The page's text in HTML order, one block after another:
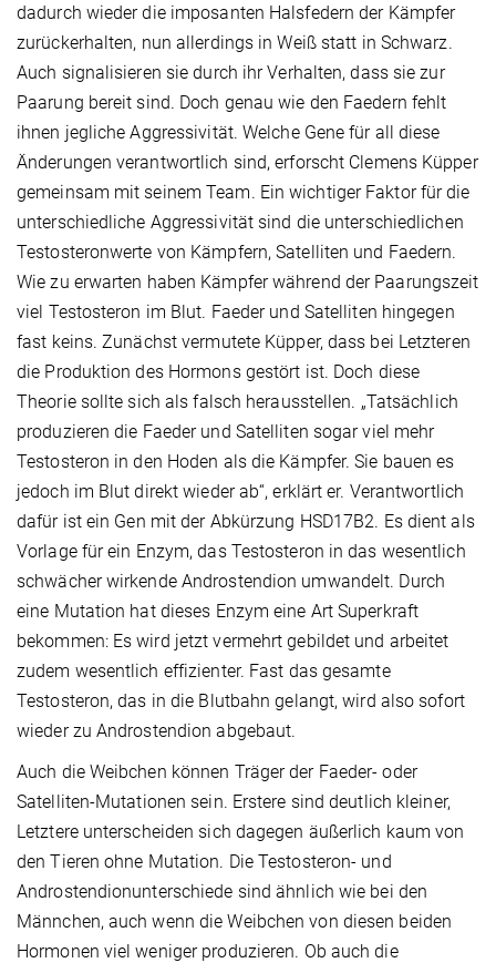
dadurch wieder die imposanten Halsfedern der Kämpfer
zurückerhalten, nun allerdings in Weiß statt in Schwarz.
Auch signalisieren sie durch ihr Verhalten, dass sie zur
Paarung bereit sind. Doch genau wie den Faedern fehlt
ihnen jegliche Aggressivität. Welche Gene für all diese
Änderungen verantwortlich sind, erforscht Clemens Küpper
gemeinsam mit seinem Team. Ein wichtiger Faktor für die
unterschiedliche Aggressivität sind die unterschiedlichen
Testosteronwerte von Kämpfern, Satelliten und Faedern.
Wie zu erwarten haben Kämpfer während der Paarungszeit
viel Testosteron im Blut. Faeder und Satelliten hingegen
fast keins. Zunächst vermutete Küpper, dass bei Letzteren
die Produktion des Hormons gestört ist. Doch diese
Theorie sollte sich als falsch herausstellen. „Tatsächlich
produzieren die Faeder und Satelliten sogar viel mehr
Testosteron in den Hoden als die Kämpfer. Sie bauen es
jedoch im Blut direkt wieder ab“, erklärt er. Verantwortlich
dafür ist ein Gen mit der Abkürzung HSD17B2. Es dient als
Vorlage für ein Enzym, das Testosteron in das wesentlich
schwächer wirkende Androstendion umwandelt. Durch
eine Mutation hat dieses Enzym eine Art Superkraft
bekommen: Es wird jetzt vermehrt gebildet und arbeitet
zudem wesentlich effizienter. Fast das gesamte
Testosteron, das in die Blutbahn gelangt, wird also sofort
wieder zu Androstendion abgebaut.
Auch die Weibchen können Träger der Faeder- oder
Satelliten-Mutationen sein. Erstere sind deutlich kleiner,
Letztere unterscheiden sich dagegen äußerlich kaum von
den Tieren ohne Mutation. Die Testosteron- und
Androstendionunterschiede sind ähnlich wie bei den
Männchen, auch wenn die Weibchen von diesen beiden
Hormonen viel weniger produzieren. Ob auch die